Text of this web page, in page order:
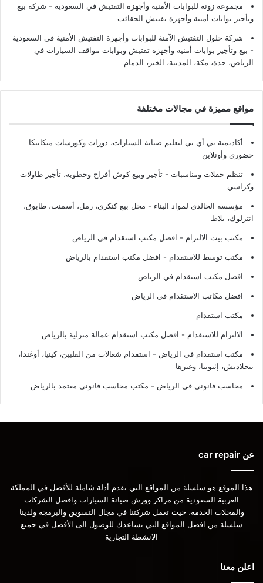
مجموعة زونة للبوابات الأمنية وأجهزة التفتيش في السعودية - شركة بيع
وتأجير بوابات أمنية وأجهزة تفتيش الحقائب
شركة حلول التفتيش الآمنة للبوابات وأجهزة التفتيش الأمنية في السعودية
- بيع وتأجير بوابات أمنية وأجهزة تفتيش وبوابات مواقف السيارات في
الرياض، جدة، مكة، المدينة، الخبر، الدمام
مواقع مميزة في مجالات مختلفة
أكاديمية تي أي تي لتعليم صيانة السيارات، دورات وكورسات ميكانيكا
حضوري وأونلاين
تنظم حفلات ومناسبات - تأجير وبيع كوش أفراح وخطوبة، تأجير طاولات
وكراسي
مؤسسة الخالدي لمواد البناء - محل بيع كنكري، رمل، أسمنت، طابوق،
انترلوك، بلاط
مكتب بيت الالتزام - افضل مكتب استقدام في الرياض
مكتب توسط للاستقدام - افضل مكتب استقدام بالرياض
افضل مكتب استقدام في الرياض
افضل مكاتب الاستقدام في الرياض
مكتب استقدام
الالتزام للاستقدام - افضل مكتب استقدام عمالة منزلية بالرياض
مكتب استقدام في الرياض - استقدام شغالات من الفلبين، كينيا، أوغندا،
بنجلاديش، إثيوبيا، وغيرها
محاسب قانوني في الرياض - مكتب محاسب قانوني معتمد بالرياض
عن car repair
هذا الموقع هو سلسلة من المواقع التي تقدم أدلة شاملة للأفضل في المملكة
العربية السعودية من مراكز وورش صيانة السيارات وافضل الشركات
والمحلات الخدمة، حيث تعمل شركتنا في مجال التسويق والبرمجة ولدينا
سلسلة من افضل المواقع التي تساعدك للوصول الى الأفضل في جميع
الانشطة التجارية
اعلن معنا